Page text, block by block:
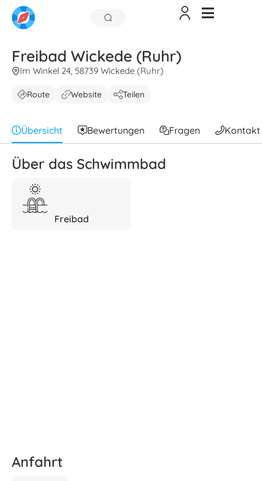
Freibad Wickede (Ruhr)
Im Winkel 24, 58739 Wickede (Ruhr)
Route Website Teilen
Übersicht Bewertungen Fragen Kontakt
Über das Schwimmbad
Freibad
Anfahrt